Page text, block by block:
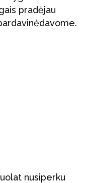
pradėjau
nusiperku